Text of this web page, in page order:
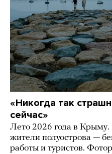
«Никогда так
сейчас»
Лето 2026 года в Крыму.
жители полуострова —
работы и туристов.